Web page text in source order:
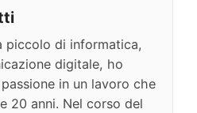
piccolo di informatica,
digitale, ho
in un lavoro che
20 anni. Nel corso del